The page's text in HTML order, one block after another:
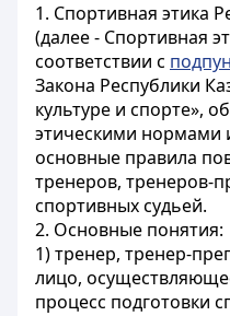
1. Спортивная этика
(далее - Спортивная
соответствии с
Закона Республики
культуре и спорте»,
этическими нормами
основные правила
тренеров, тренеров-
спортивных судьей.
2. Основные понятия:
1) тренер, тренер-
лицо,
процесс подготовки